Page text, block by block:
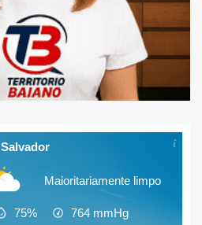
Salvador
Maioritariamente limpo
75% 764 mmHg